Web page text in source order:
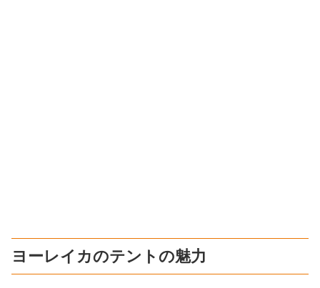
ヨーレイカのテントの魅力